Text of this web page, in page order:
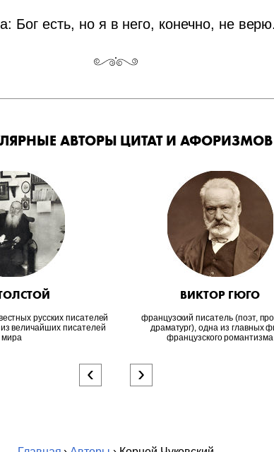
Бог есть, но я в него, конечно, не
АВТОРЫ ЦИТАТ И АФОРИЗМОВ
русских писателей
величайших писателей
мира
ВИКТОР ГЮГО
французский писатель (поэт,
драматург), одна из главных
французского романтизма
‹ ›